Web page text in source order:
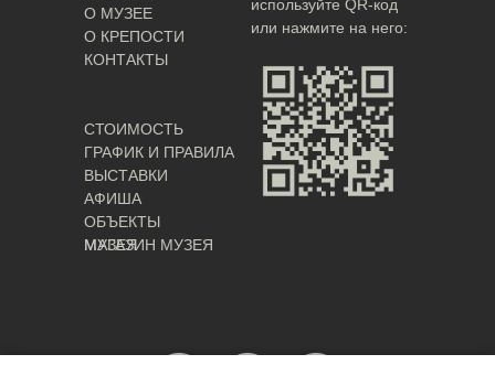
СТОИМОСТЬ
О МУЗЕЕ
О КРЕПОСТИ
КОНТАКТЫ
ГРАФИК И ПРАВИЛА
ВЫСТАВКИ
АФИША
ОБЪЕКТЫ
МУЗЕЯ
МАГАЗИН МУЗЕЯ
используйте QR-код
или нажмите на него: